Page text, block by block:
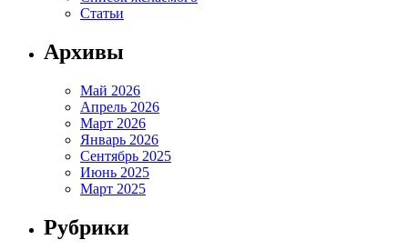
Статьи
Архивы
Май 2026
Апрель 2026
Март 2026
Январь 2026
Сентябрь 2025
Июнь 2025
Март 2025
Рубрики